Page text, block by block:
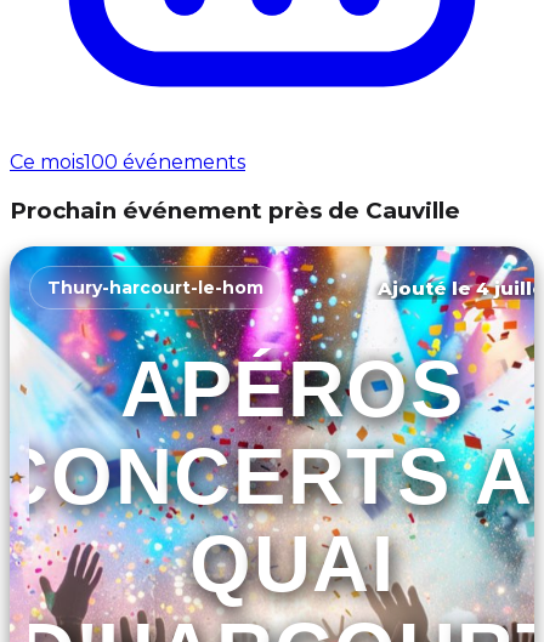
Ce mois100 événements
Prochain événement près de Cauville
Thury-harcourt-le-hom Ajouté le 4
APÉROS
QUAI